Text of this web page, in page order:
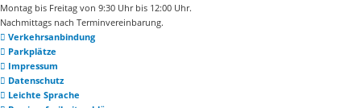
Montag bis Freitag von 9:30 Uhr bis 12:00 Uhr.
Nachmittags nach Terminvereinbarung.
Verkehrsanbindung
Parkplätze
Impressum
Datenschutz
Leichte Sprache